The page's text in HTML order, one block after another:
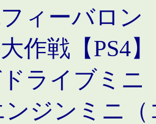
ィーバロン
作戦【PS4
ライブミニ
ンジンミニ